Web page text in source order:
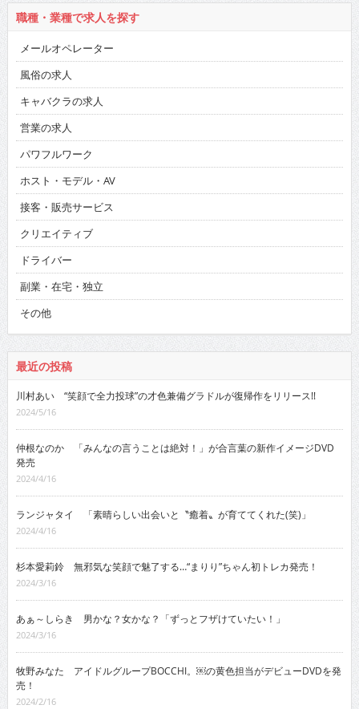
職種・業種で求人を探す
メールオペレーター
風俗の求人
キャバクラの求人
営業の求人
パワフルワーク
ホスト・モデル・AV
接客・販売サービス
クリエイティブ
ドライバー
副業・在宅・独立
その他
最近の投稿
川村あい “笑顔で全力投球”の才色兼備グラドルが復帰作をリリース!!
2024/5/16
仲根なのか 「みんなの言うことは絶対！」が合言葉の新作イメージDVD
発売
2024/4/16
ランジャタイ 「素晴らしい出会いと〝癒着〟が育ててくれた(笑)」
2024/4/16
杉本愛莉鈴 無邪気な笑顔で魅了する…“まりり”ちゃん初トレカ発売！
2024/3/16
あぁ～しらき 男かな？女かな？「ずっとフザけていたい！」
2024/3/16
牧野みなた アイドルグループBOCCHI。￼の黄色担当がデビューDVDを発
売！
2024/2/16